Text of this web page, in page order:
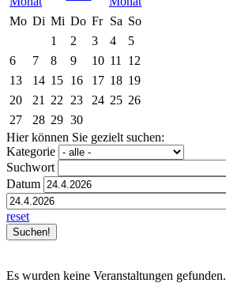
Mo Di Mi Do Fr Sa So
1
2 3 4
5
6
7 8 9 10 11
12
13
14 15 16 17 18 19
20
21 22 23 24 25 26
27
28 29 30
Hier können Sie gezielt suchen:
Kategorie
Suchwort
Datum
reset
Es wurden keine Veranstaltungen gefunden.